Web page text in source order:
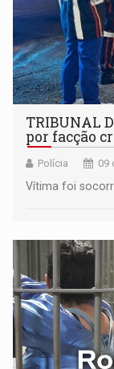
TRIBUNAL
por facção
Polícia 09
Vítima foi